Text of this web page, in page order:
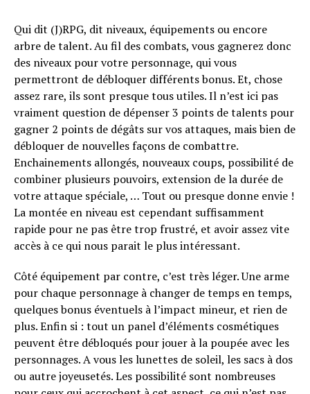
Qui dit (J)RPG, dit niveaux, équipements ou encore
arbre de talent. Au fil des combats, vous gagnerez donc
des niveaux pour votre personnage, qui vous
permettront de débloquer différents bonus. Et, chose
assez rare, ils sont presque tous utiles. Il n’est ici pas
vraiment question de dépenser 3 points de talents pour
gagner 2 points de dégâts sur vos attaques, mais bien de
débloquer de nouvelles façons de combattre.
Enchainements allongés, nouveaux coups, possibilité de
combiner plusieurs pouvoirs, extension de la durée de
votre attaque spéciale, … Tout ou presque donne envie !
La montée en niveau est cependant suffisamment
rapide pour ne pas être trop frustré, et avoir assez vite
accès à ce qui nous parait le plus intéressant.
Côté équipement par contre, c’est très léger. Une arme
pour chaque personnage à changer de temps en temps,
quelques bonus éventuels à l’impact mineur, et rien de
plus. Enfin si : tout un panel d’éléments cosmétiques
peuvent être débloqués pour jouer à la poupée avec les
personnages. A vous les lunettes de soleil, les sacs à dos
ou autre joyeusetés. Les possibilité sont nombreuses